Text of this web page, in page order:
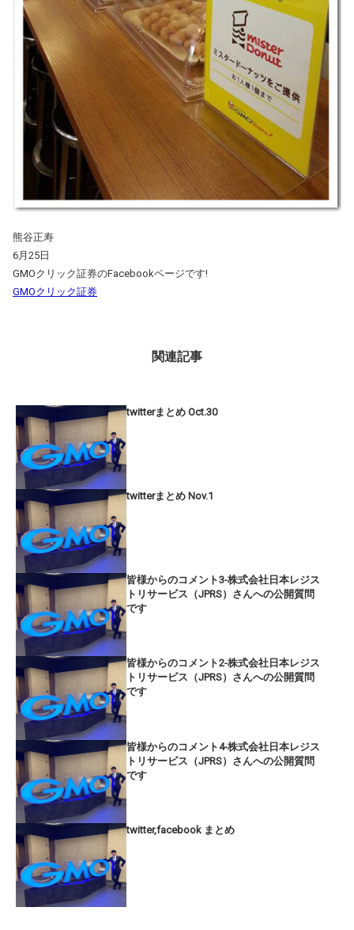
熊谷正寿
6月25日
GMOクリック証券のFacebookページです!
GMOクリック証券
関連記事
twitterまとめ Oct.30
twitterまとめ Nov.1
皆様からのコメント3-株式会社日本レジス
トリサービス（JPRS）さんへの公開質問
です
皆様からのコメント2-株式会社日本レジス
トリサービス（JPRS）さんへの公開質問
です
皆様からのコメント4-株式会社日本レジス
トリサービス（JPRS）さんへの公開質問
です
twitter,facebook まとめ